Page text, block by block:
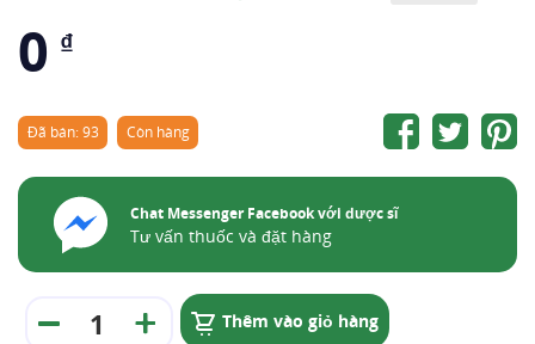
0 ₫
Đã bán: 93 Còn hàng
Chat Messenger Facebook với dược sĩ
Tư vấn thuốc và đặt hàng
Thêm vào giỏ hàng